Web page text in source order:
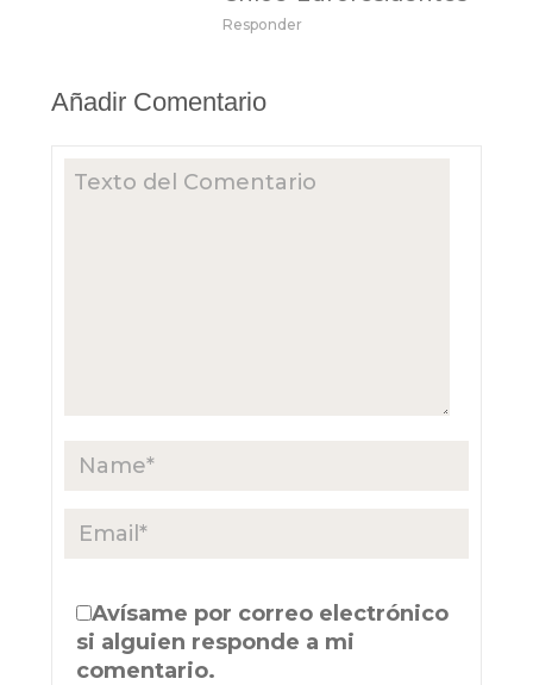
Responder
Añadir Comentario
Avísame por correo electrónico
si alguien responde a mi
comentario.